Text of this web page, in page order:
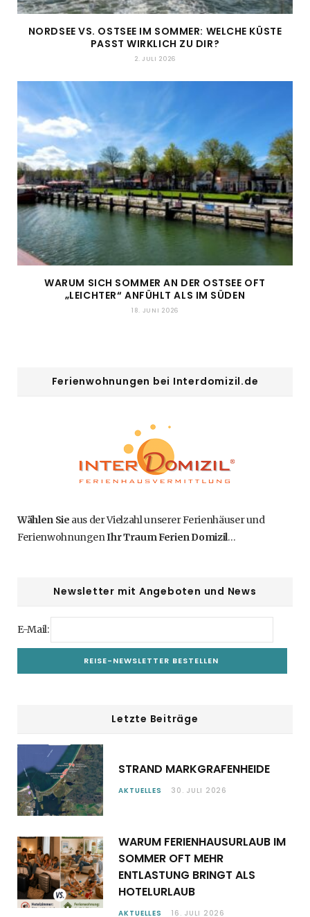
NORDSEE VS. OSTSEE IM SOMMER: WELCHE KÜSTE
PASST WIRKLICH ZU DIR?
2. JULI 2026
WARUM SICH SOMMER AN DER OSTSEE OFT
„LEICHTER“ ANFÜHLT ALS IM SÜDEN
18. JUNI 2026
Ferienwohnungen bei Interdomizil.de
Wählen Sie aus der Vielzahl unserer Ferienhäuser und
FerienwohnungenIhr Traum Ferien Domizil…
Newsletter mit Angeboten und News
E-Mail:
Letzte Beiträge
STRAND MARKGRAFENHEIDE
AKTUELLES 30. JULI 2026
WARUM FERIENHAUSURLAUB IM
SOMMER OFT MEHR
ENTLASTUNG BRINGT ALS
HOTELURLAUB
AKTUELLES 16. JULI 2026